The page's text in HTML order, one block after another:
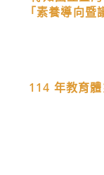
「素養導向
114 年教育